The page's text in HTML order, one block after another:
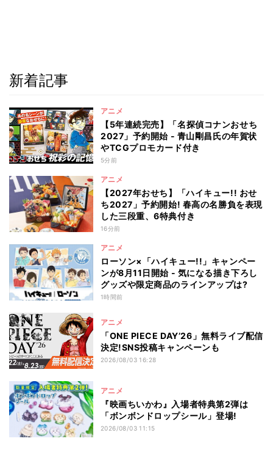
新着記事
アニメ
【5年連続完売】「名探偵コナンおせち
2027」予約開始 - 青山剛昌氏の年賀状
やTCGプロモカード付き
5分前
アニメ
【2027年おせち】「ハイキュー!! おせ
ち2027」予約開始! 春高の名勝負を表現
した三段重、6特典付き
16分前
アニメ
ローソン×「ハイキュー!!」キャンペー
ンが8月11日開始 - 気になる描き下ろし
グッズや限定商品のラインアップは?
1時間前
アニメ
「ONE PIECE DAY’26」無料ライブ配信
決定!SNS投稿キャンペーンも
2026/08/03 16:28
アニメ
『映画ちいかわ』入場者特典第2弾は
「ボンボンドロップシール」登場!
2026/08/03 11:15